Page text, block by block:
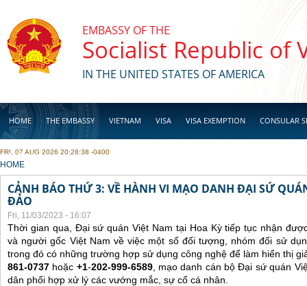
EMBASSY OF THE
Socialist Republic of
IN THE UNITED STATES OF AMERICA
HOME THE EMBASSY VIETNAM VISA VISA EXEMPTION CONSULAR
BUSINESS
FRI, 07 AUG 2026 20:28:38 -0400
YOU ARE HERE
HOME
CẢNH BÁO THỨ 3: VỀ HÀNH VI MẠO DANH ĐẠI SỨ
ĐẢO
Fri, 11/03/2023 - 16:07
Thời gian qua, Đại sứ quán Việt Nam tại Hoa Kỳ tiếp tục nhận
và người gốc Việt Nam về việc một số đối tượng, nhóm đối sử
trong đó có những trường hợp sử dụng công nghệ để làm hiển thị
861-0737 hoặc +1-202-999-6589, mạo danh cán bộ Đại sứ quán
dân phối hợp xử lý các vướng mắc, sự cố cá nhân.